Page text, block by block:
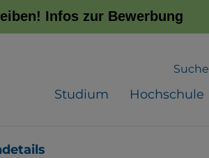
Infos zur Bewerbung
Suche
Studium Hochschule